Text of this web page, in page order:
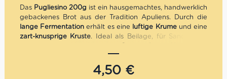
Das Pugliesino 200g ist ein hausgemachtes, handwerklich
gebackenes Brot aus der Tradition Apuliens. Durch die
lange Fermentation erhält es eine luftige Krumeund eine
zart-knusprige Kruste. Ideal als Beilage, für Sandwiches
Centro Italia Küche
Bäckermeister Giovanni Tesauro
hergestellt – aromatisch, frisch und voller
italienischer Authentizität.4,50 €